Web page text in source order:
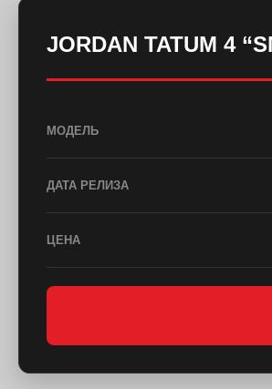
JORDAN TATUM 4
МОДЕЛЬ
ДАТА РЕЛИЗА
ЦЕНА